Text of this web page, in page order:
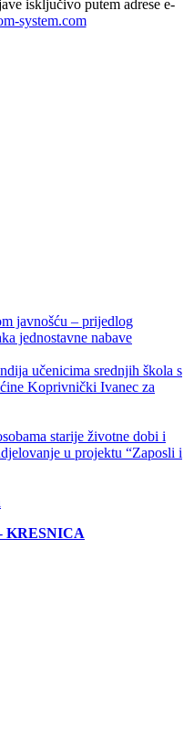
isključivo putem adrese e-
system.com
javnošću – prijedlog
jednostavne nabave
učenicima srednjih škola s
Koprivnički Ivanec za
starije životne dobi i
u projektu “Zaposli i
KRESNICA